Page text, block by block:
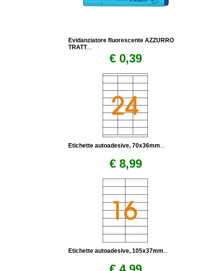
Evidanziatore fluorescente AZZURRO
TRATT...
€ 0,39
Etichette autoadesive, 70x36mm...
€ 8,99
Etichette autoadesive, 105x37mm...